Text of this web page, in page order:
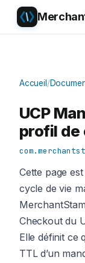
Accueil /
UCP
profil de
Cette page
cycle de vie
Checkout du
Elle définit ce
TTL d’un